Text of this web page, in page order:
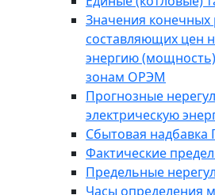
Значения конечных
составляющих цен
энергию
зонам ОРЭМ
Прогнозные
электрическую
Сбытовая надбавка
Фактические
Предельные
Часы определения